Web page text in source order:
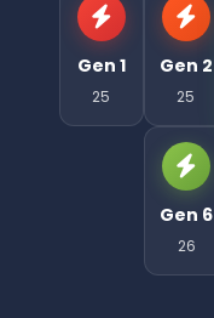
Gen 1
25
Gen 2
25
Gen 6
26